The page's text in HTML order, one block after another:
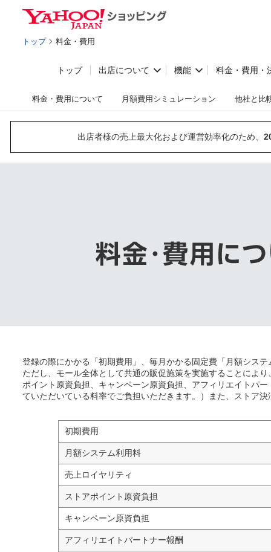
トップ 料金・費用
トップ 出店について 機能 料金・費用・
料金・費用について 月額費用シミュレーション 他社と比
出店者様の売上最大化および運営効率化のため、
登録の際にかかる「初期費用」、毎月かかる固定費「月額シス
ただし、モール全体として共通の販促施策を実施することによ
ポイント原資負担、キャンペーン原資負担、アフィリエイトパ
ていただいている料率でご負担いただきます。）また、ストア
初期費用
月額システム利用料
売上ロイヤリティ
ストアポイント原資負担
キャンペーン原資負担
アフィリエイトパートナー報酬